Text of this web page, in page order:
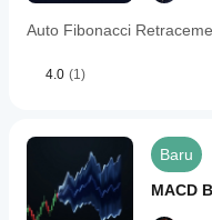
Auto Fibonacci
4.0 (1)
Baru
MACD